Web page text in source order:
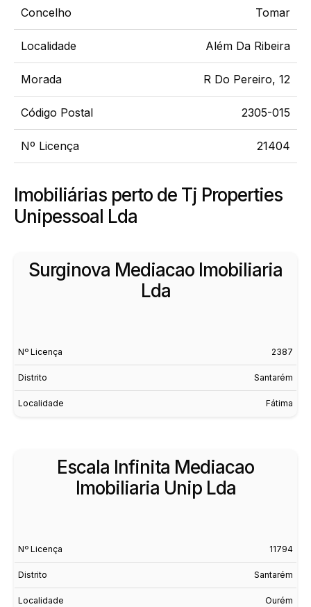
Concelho Tomar
Localidade Além Da Ribeira
Morada R Do Pereiro, 12
Código Postal 2305-015
Nº Licença 21404
Imobiliárias perto de Tj Properties
Unipessoal Lda
Surginova Mediacao Imobiliaria
Lda
Nº Licença 2387
Distrito Santarém
Localidade Fátima
Escala Infinita Mediacao
Imobiliaria Unip Lda
Nº Licença 11794
Distrito Santarém
Localidade Ourém